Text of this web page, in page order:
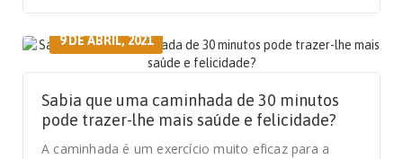
9 DE ABRIL, 2021
Sabia que uma caminhada de 30 minutos
pode trazer-lhe mais saúde e felicidade?
A caminhada é um exercício muito eficaz para a